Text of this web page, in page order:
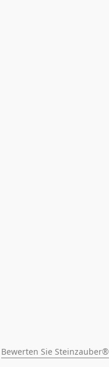
Bewerten Sie Steinzauber®